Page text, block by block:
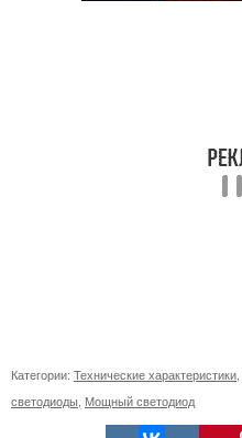
Категории: Технические характеристики
светодиоды Мощный светодиод